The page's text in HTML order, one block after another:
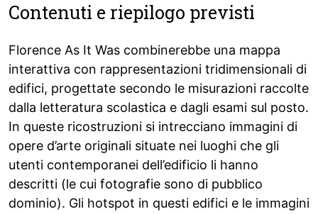
Contenuti e riepilogo previsti
Florence As It Was combinerebbe una mappa
interattiva con rappresentazioni tridimensionali di
edifici, progettate secondo le misurazioni raccolte
dalla letteratura scolastica e dagli esami sul posto.
In queste ricostruzioni si intrecciano immagini di
opere d’arte originali situate nei luoghi che gli
utenti contemporanei dell’edificio li hanno
descritti (le cui fotografie sono di pubblico
dominio). Gli hotspot in questi edifici e le immagini